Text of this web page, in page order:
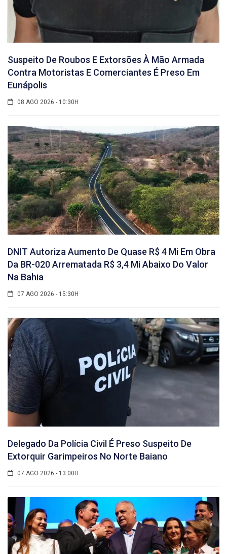
Suspeito De Roubos E Extorsões À Mão Armada
Contra Motoristas E Comerciantes É Preso Em
Eunápolis
08 AGO 2026 - 10:30H
DNIT Autoriza Aumento De Quase R$ 4 Mi Em Obra
Da BR-020 Arrematada R$ 3,4 Mi Abaixo Do Valor
Na Bahia
07 AGO 2026 - 15:30H
Delegado Da Polícia Civil É Preso Suspeito De
Extorquir Garimpeiros No Norte Baiano
07 AGO 2026 - 13:00H